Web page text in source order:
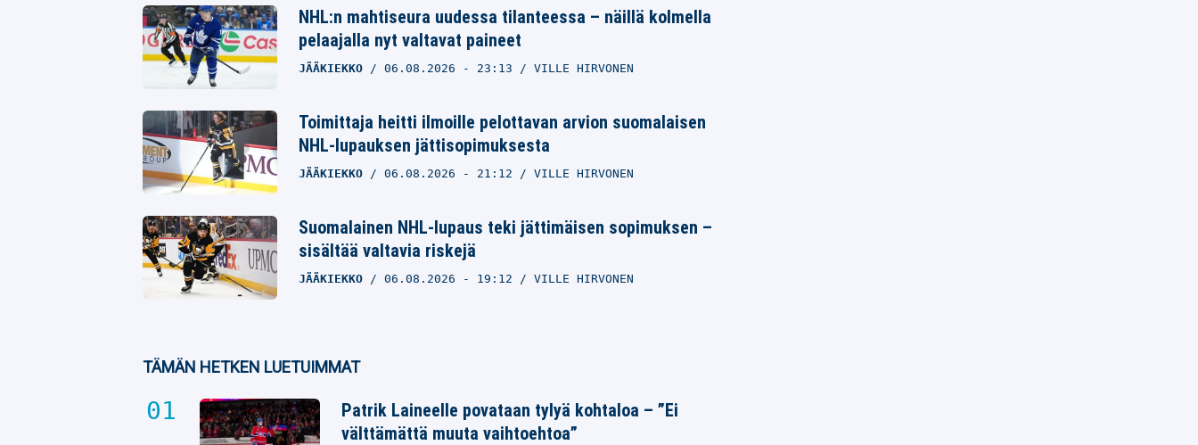
Whatsapp
NHL:n mahtiseura uudessa tilanteessa – näillä kolmella
pelaajalla nyt valtavat paineet
JÄÄKIEKKO 06.08.2026 - 23:13 VILLE HIRVONEN
Toimittaja heitti ilmoille pelottavan arvion suomalaisen
NHL-lupauksen jättisopimuksesta
JÄÄKIEKKO 06.08.2026 - 21:12 VILLE HIRVONEN
Suomalainen NHL-lupaus teki jättimäisen sopimuksen –
sisältää valtavia riskejä
JÄÄKIEKKO 06.08.2026 - 19:12 VILLE HIRVONEN
TÄMÄN HETKEN LUETUIMMAT
Patrik Laineelle povataan tylyä kohtaloa – ”Ei
välttämättä muuta vaihtoehtoa”